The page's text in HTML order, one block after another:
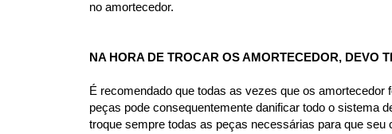
no amortecedor.
NA HORA DE TROCAR OS AMORTECEDOR, DEVO
É recomendado que todas as vezes que os
peças pode consequentemente danificar todo o sistema
troque sempre todas as peças necessárias para que